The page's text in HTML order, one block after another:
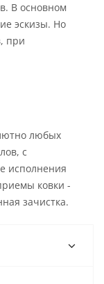
В основном
эскизы. Но
при
любых
с
исполнения
ковки -
зачистка.